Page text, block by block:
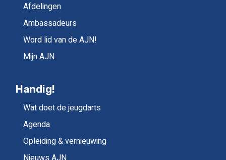
Afdelingen
Ambassadeurs
Word lid van de AJN!
Mijn AJN
Handig!
Wat doet de jeugdarts
Agenda
Opleiding & vernieuwing